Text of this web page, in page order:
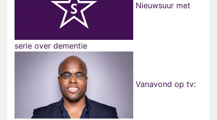
Nieuwsuur met
serie over dementie
Vanavond op tv: